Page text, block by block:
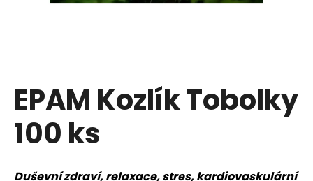
EPAM Kozlík Tobolky
100 ks
Duševní zdraví, relaxace, stres, kardiovaskulární
í
t
?